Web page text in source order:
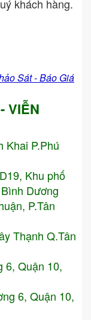
khách hàng.
Sát - Báo Giá
VIỄN
Khai P.Phú
Khu phố
Dương
P.Tân
Thạnh Q.Tân
6, Quận 10,
6, Quận 10,